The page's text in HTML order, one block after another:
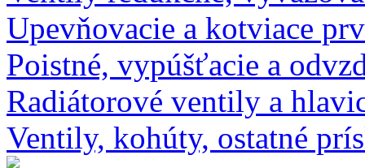
Upevňovacie a kotviace
Poistné, vypúšťacie a
Radiátorové ventily a
Ventily, kohúty, ostatné